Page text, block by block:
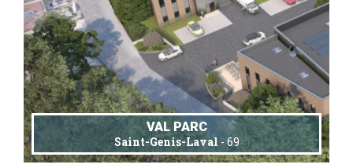
VAL PARC
Saint-Genis-Laval- 69